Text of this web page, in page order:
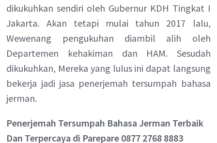
dikukuhkan sendiri oleh Gubernur KDH Tingkat I
Jakarta. Akan tetapi mulai tahun 2017 lalu,
Wewenang pengukuhan diambil alih oleh
Departemen kehakiman dan HAM. Sesudah
dikukuhkan, Mereka yang lulus ini dapat langsung
bekerja jadi jasa penerjemah tersumpah bahasa
jerman.
Penerjemah Tersumpah Bahasa Jerman Terbaik
Dan Terpercaya di Parepare 0877 2768 8883